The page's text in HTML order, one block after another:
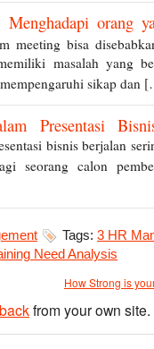
orang
meeting bisa
masalah yang
sikap dan
Presentasi
bisnis berjalan
seorang calon
Tags: 3 HR
Need Analysis
How Strong is
from your own site.